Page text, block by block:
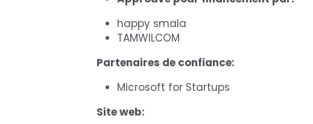
happy smala
TAMWILCOM
Partenaires de confiance:
Microsoft for Startups
Site web: